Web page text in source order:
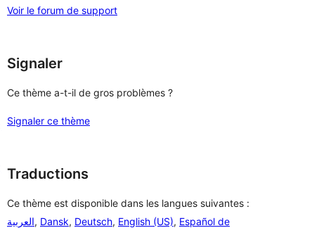
Voir le forum de support
Signaler
Ce thème a-t-il de gros problèmes ?
Signaler ce thème
Traductions
Ce thème est disponible dans les langues suivantes :
العربية, Dansk, Deutsch, English (US), Español de